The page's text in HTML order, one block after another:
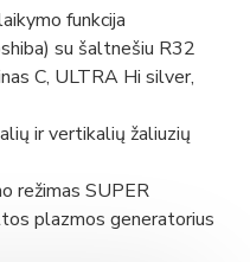
funkcija
su šaltnešiu R32
C, ULTRA Hi silver,
ir vertikalių žaliuzių
režimas SUPER
plazmos generatorius